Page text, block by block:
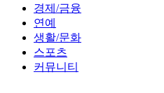
경제/금융
연예
생활/문화
스포츠
커뮤니티